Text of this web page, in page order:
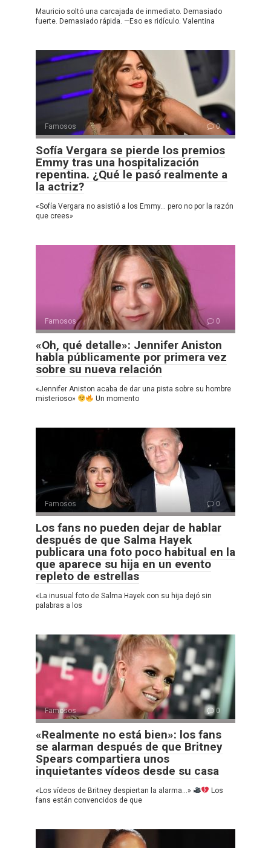
Mauricio soltó una carcajada de inmediato. Demasiado
fuerte. Demasiado rápida. —Eso es ridículo. Valentina
Famosos 0
Sofía Vergara se pierde los premios
Emmy tras una hospitalización
repentina. ¿Qué le pasó realmente a
la actriz?
«Sofía Vergara no asistió a los Emmy… pero no por la razón
que crees»
Famosos 0
«Oh, qué detalle»: Jennifer Aniston
habla públicamente por primera vez
sobre su nueva relación
«Jennifer Aniston acaba de dar una pista sobre su hombre
misterioso»
Un momento
Famosos 0
Los fans no pueden dejar de hablar
después de que Salma Hayek
publicara una foto poco habitual en la
que aparece su hija en un evento
repleto de estrellas
«La inusual foto de Salma Hayek con su hija dejó sin
palabras a los
Famosos 0
«Realmente no está bien»: los fans
se alarman después de que Britney
Spears compartiera unos
inquietantes vídeos desde su casa
«Los vídeos de Britney despiertan la alarma…»
Los
fans están convencidos de que